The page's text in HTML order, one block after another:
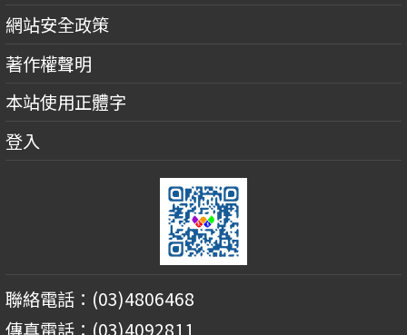
網站安全政策
著作權聲明
本站使用正體字
登入
聯絡電話：(03)4806468
傳真電話：(03)4092811